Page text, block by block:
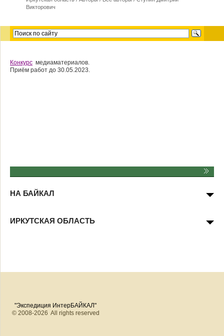
Викторович
Конкурс медиаматериалов.
Приём работ до 30.05.2023.
НА БАЙКАЛ
ИРКУТСКАЯ ОБЛАСТЬ
"Экспедиция ИнтерБАЙКАЛ"
© 2008-2026 All rights reserved